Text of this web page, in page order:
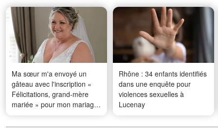
Ma sœur m'a envoyé un
gâteau avec l'inscription «
Félicitations, grand-mère
mariée » pour mon mariage
à 56 ans – Ce que mon mari
en a fait a laissé tout le
Rhône : 34 enfants identifiés
dans une enquête pour
violences sexuelles à
Lucenay